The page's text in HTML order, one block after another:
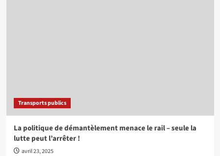
Transports publics
La politique de démantèlement menace le rail – seule la
lutte peut l’arrêter !
avril 23, 2025